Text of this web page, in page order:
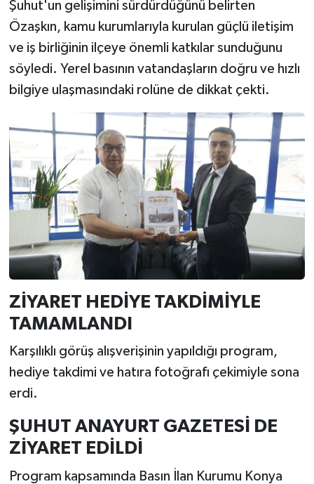
Şuhut'un gelişimini sürdürdüğünü belirten
Özaşkın, kamu kurumlarıyla kurulan güçlü iletişim
ve iş birliğinin ilçeye önemli katkılar sunduğunu
söyledi. Yerel basının vatandaşların doğru ve hızlı
bilgiye ulaşmasındaki rolüne de dikkat çekti.
ZİYARET HEDİYE TAKDİMİYLE
TAMAMLANDI
Karşılıklı görüş alışverişinin yapıldığı program,
hediye takdimi ve hatıra fotoğrafı çekimiyle sona
erdi.
ŞUHUT ANAYURT GAZETESİ DE
ZİYARET EDİLDİ
Program kapsamında Basın İlan Kurumu Konya